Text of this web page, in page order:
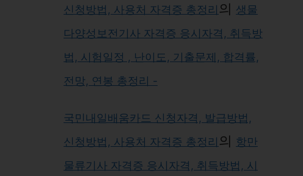
신청방법, 사용처 자격증 총정리 의 생물
다양성보전기사 자격증 응시자격, 취득방
법, 시험일정 , 난이도, 기출문제, 합격률,
전망, 연봉 총정리 -
국민내일배움카드 신청자격, 발급방법,
신청방법, 사용처 자격증 총정리 의 항만
물류기사 자격증 응시자격, 취득방법, 시